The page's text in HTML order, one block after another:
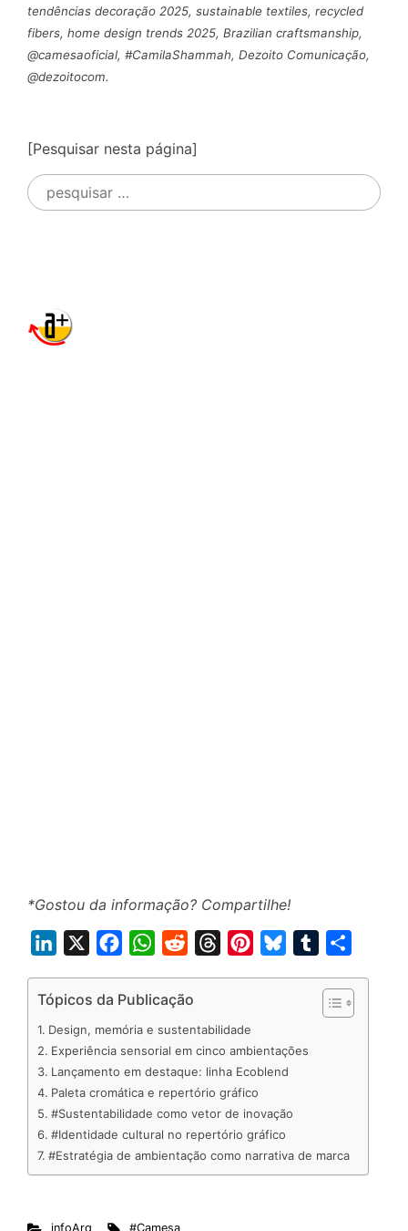
tendências decoração 2025, sustainable textiles, recycled
fibers, home design trends 2025, Brazilian craftsmanship,
@camesaoficial, #CamilaShammah, Dezoito Comunicação,
@dezoitocom.
[Pesquisar nesta página]
Pesquisar
por:
*Gostou da informação? Compartilhe!
n
e
d
I
n
c
b
o
o
k
W
a
s
A
p
p
d
i
t
a
d
s
e
r
e
s
s
k
m
b
a
r
Tópicos da Publicação
Design, memória e sustentabilidade
Experiência sensorial em cinco ambientações
Lançamento em destaque: linha Ecoblend
Paleta cromática e repertório gráfico
#Sustentabilidade como vetor de inovação
#Identidade cultural no repertório gráfico
#Estratégia de ambientação como narrativa de marca
infoArq #Camesa